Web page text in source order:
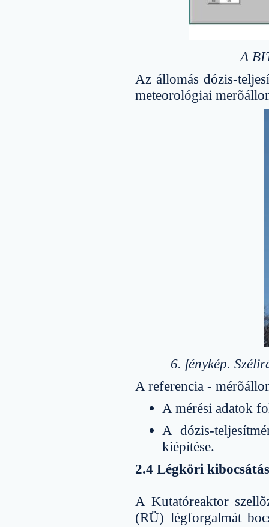
A
Az állomás dózis-
meteorológiai
6. fénykép.
A referencia -
A mérési adatok
A dózis-
kiépítése.
2.4 Légköri
A Kutatóreaktor
(RÜ) légforgalmát